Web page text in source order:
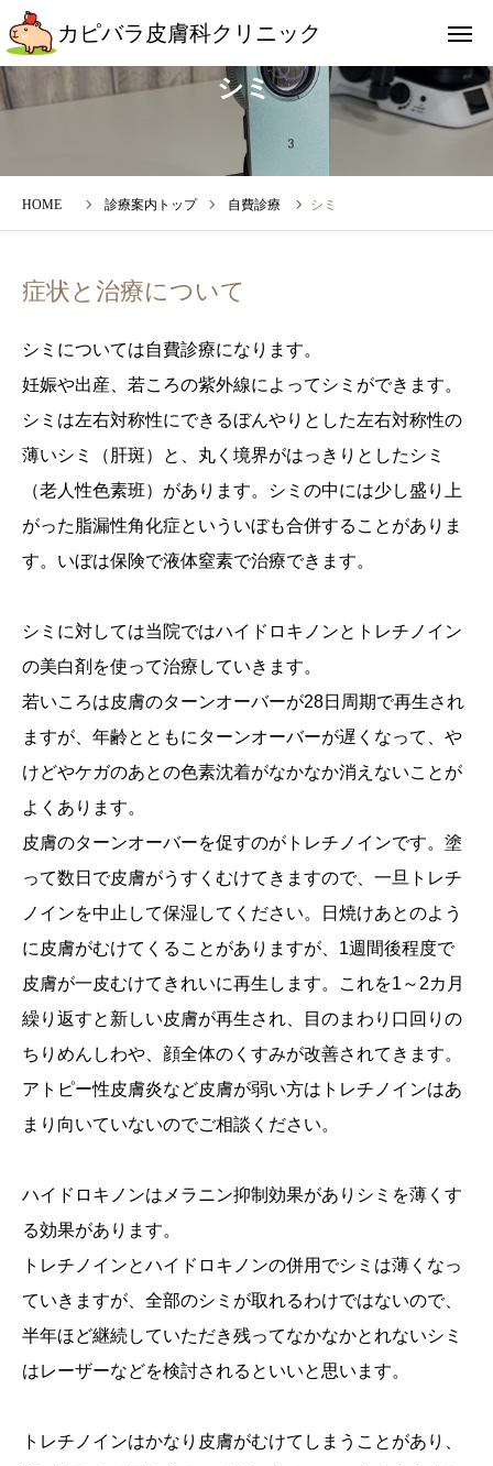
カピバラ皮膚科クリニック
シミ
診療案内トップ 自費診療 シミ
症状と治療について
シミについては自費診療になります。
妊娠や出産、若ころの紫外線によってシミができます。
シミは左右対称性にできるぼんやりとした左右対称性の
薄いシミ（肝斑）と、丸く境界がはっきりとしたシミ
（老人性色素班）があります。シミの中には少し盛り上
がった脂漏性角化症といういぼも合併することがありま
す。いぼは保険で液体窒素で治療できます。
シミに対しては当院ではハイドロキノンとトレチノイン
の美白剤を使って治療していきます。
若いころは皮膚のターンオーバーが28日周期で再生され
ますが、年齢とともにターンオーバーが遅くなって、や
けどやケガのあとの色素沈着がなかなか消えないことが
よくあります。
皮膚のターンオーバーを促すのがトレチノインです。塗
って数日で皮膚がうすくむけてきますので、一旦トレチ
ノインを中止して保湿してください。日焼けあとのよう
に皮膚がむけてくることがありますが、1週間後程度で
皮膚が一皮むけてきれいに再生します。これを1～2カ月
繰り返すと新しい皮膚が再生され、目のまわり口回りの
ちりめんしわや、顔全体のくすみが改善されてきます。
アトピー性皮膚炎など皮膚が弱い方はトレチノインはあ
まり向いていないのでご相談ください。
ハイドロキノンはメラニン抑制効果がありシミを薄くす
る効果があります。
トレチノインとハイドロキノンの併用でシミは薄くなっ
ていきますが、全部のシミが取れるわけではないので、
半年ほど継続していただき残ってなかなかとれないシミ
はレーザーなどを検討されるといいと思います。
トレチノインはかなり皮膚がむけてしまうことがあり、
カピバラ皮膚科クリニック
インスタ
受診を希望される方
院長ブログ
診療報酬加算について